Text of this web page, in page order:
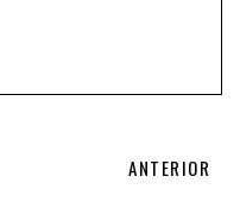
ANTERIOR